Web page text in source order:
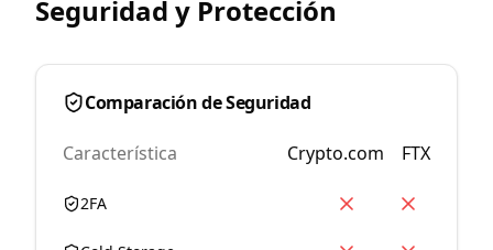
Seguridad y Protección
Comparación de Seguridad
Característica Crypto.com FTX
2FA